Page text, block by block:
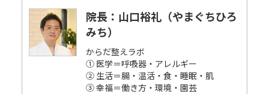
院長：山口裕礼（やまぐちひろ
みち）
からだ整えラボ
① 医学＝呼吸器・アレルギー
② 生活＝腸・温活・食・睡眠・肌
③ 幸福＝働き方・環境・園芸